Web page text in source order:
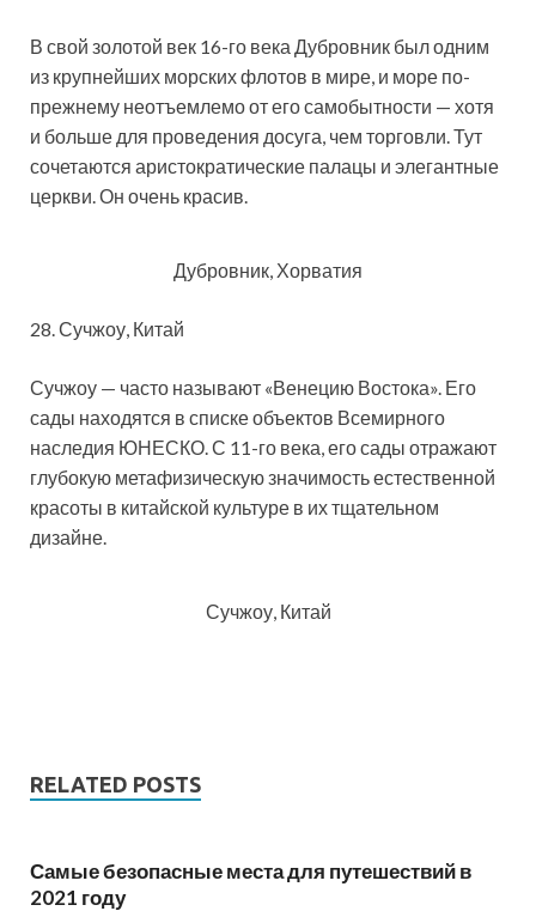
В свой золотой век 16-го века Дубровник был одним
из крупнейших морских флотов в мире, и море по-
прежнему неотъемлемо от его самобытности — хотя
и больше для проведения досуга, чем торговли. Тут
сочетаются аристократические палацы и элегантные
церкви. Он очень красив.
Дубровник, Хорватия
28. Сучжоу, Китай
Сучжоу — часто называют «Венецию Востока». Его
сады находятся в списке объектов Всемирного
наследия ЮНЕСКО. С 11-го века, его сады отражают
глубокую метафизическую значимость естественной
красоты в китайской культуре в их тщательном
дизайне.
Сучжоу, Китай
RELATED POSTS
Самые безопасные места для путешествий в
2021 году